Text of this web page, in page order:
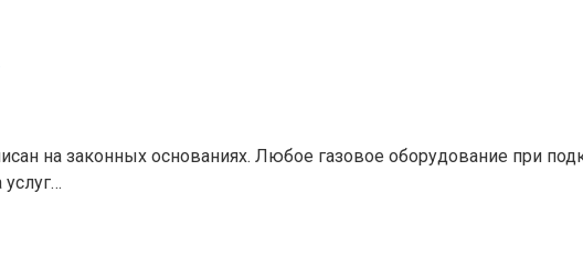
на законных основаниях. Любое газовое оборудование при